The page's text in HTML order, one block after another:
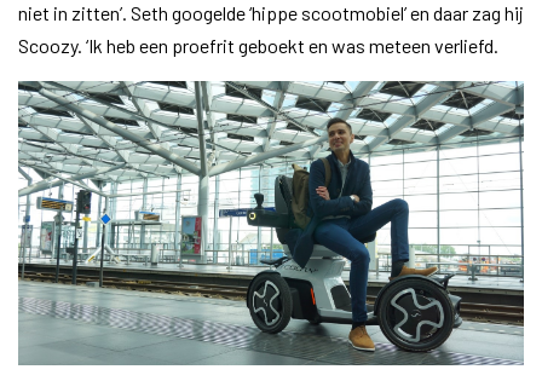
niet in zitten’. Seth googelde ‘hippe scootmobiel’ en daar zag hij
Scoozy. ‘Ik heb een proefrit geboekt en was meteen verliefd.